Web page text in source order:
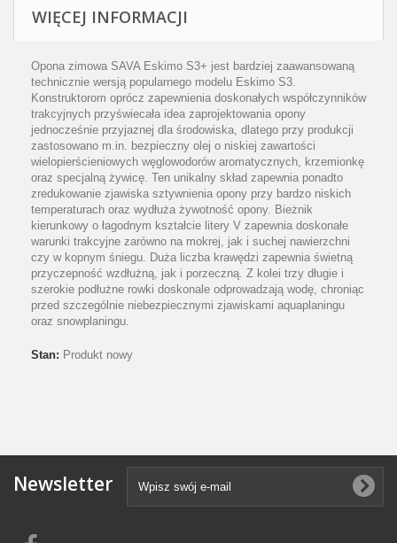
WIĘCEJ INFORMACJI
Opona zimowa SAVA Eskimo S3+ jest bardziej zaawansowaną
technicznie wersją popularnego modelu Eskimo S3.
Konstruktorom oprócz zapewnienia doskonałych współczynników
trakcyjnych przyświecała idea zaprojektowania opony
jednocześnie przyjaznej dla środowiska, dlatego przy produkcji
zastosowano m.in. bezpieczny olej o niskiej zawartości
wielopierścieniowych węglowodorów aromatycznych, krzemionkę
oraz specjalną żywicę. Ten unikalny skład zapewnia ponadto
zredukowanie zjawiska sztywnienia opony przy bardzo niskich
temperaturach oraz wydłuża żywotność opony. Bieżnik
kierunkowy o łagodnym kształcie litery V zapewnia doskonałe
warunki trakcyjne zarówno na mokrej, jak i suchej nawierzchni
czy w kopnym śniegu. Duża liczba krawędzi zapewnia świetną
przyczepność wzdłużną, jak i porzeczną. Z kolei trzy długie i
szerokie podłużne rowki doskonale odprowadzają wodę, chroniąc
przed szczególnie niebezpiecznymi zjawiskami aquaplaningu
oraz snowplaningu.
Stan: Produkt nowy
Newsletter